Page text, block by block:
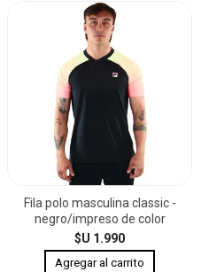
Fila polo masculina classic -
negro/impreso de color
$U 1.990